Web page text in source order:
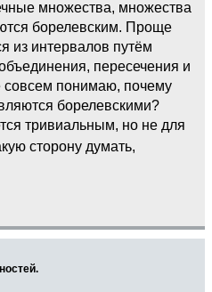
множества, множества
борелевским. Проще
из интервалов путём
пересечения и
совсем понимаю, почему
борелевскими?
тривиальным, но не для
сторону думать,